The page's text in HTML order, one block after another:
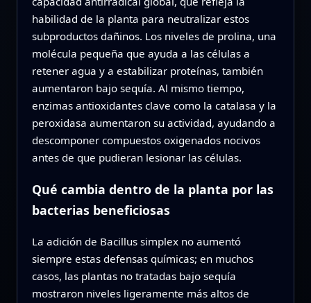
habilidad de la planta para neutralizar estos
subproductos dañinos. Los niveles de prolina, una
molécula pequeña que ayuda a las células a
retener agua y a estabilizar proteínas, también
aumentaron bajo sequía. Al mismo tiempo,
enzimas antioxidantes clave como la catalasa y la
peroxidasa aumentaron su actividad, ayudando a
descomponer compuestos oxigenados nocivos
antes de que pudieran lesionar las células.
Qué cambia dentro de la planta por las
bacterias beneficiosas
La adición de Bacillus simplex no aumentó
siempre estas defensas químicas; en muchos
casos, las plantas no tratadas bajo sequía
mostraron niveles ligeramente más altos de